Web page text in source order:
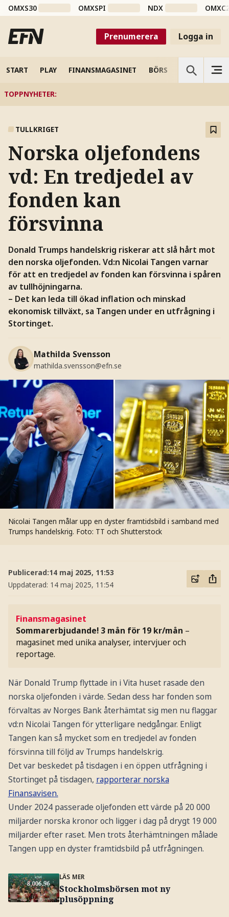
OMXS30 OMXSPI NDX
Prenumerera Logga in
START PLAY FINANSMAGASINET BÖRS VETENSKAP
TOPPNYHETER:
TULLKRIGET
Norska oljefondens
vd: En tredjedel av
fonden kan
försvinna
Donald Trumps handelskrig riskerar att slå hårt mot
den norska oljefonden. Vd:n Nicolai Tangen varnar
för att en tredjedel av fonden kan försvinna i spåren
av tullhöjningarna.
– Det kan leda till ökad inflation och minskad
ekonomisk tillväxt, sa Tangen under en utfrågning i
Stortinget.
Mathilda Svensson
mathilda.svensson@efn.se
Nicolai Tangen målar upp en dyster framtidsbild i samband med
Trumps handelskrig. Foto: TT och Shutterstock
Publicerad:14 maj 2025, 11:53
Uppdaterad: 14 maj 2025, 11:54
Finansmagasinet
Sommarerbjudande! 3 mån för 19 kr/mån –
magasinet med unika analyser, intervjuer och
reportage.
När Donald Trump flyttade in i Vita huset rasade den
norska oljefonden i värde. Sedan dess har fonden som
förvaltas av Norges Bank återhämtat sig men nu flaggar
vd:n Nicolai Tangen för ytterligare nedgångar. Enligt
Tangen kan så mycket som en tredjedel av fonden
försvinna till följd av Trumps handelskrig.
Det var beskedet på tisdagen i en öppen utfrågning i
Stortinget på tisdagen, rapporterar norska
Finansavisen.
Under 2024 passerade oljefonden ett värde på 20 000
miljarder norska kronor och ligger i dag på drygt 19 000
miljarder efter raset. Men trots återhämtningen målade
Tangen upp en dyster framtidsbild på utfrågningen.
LÄS MER
Stockholmsbörsen mot ny
plusöppning